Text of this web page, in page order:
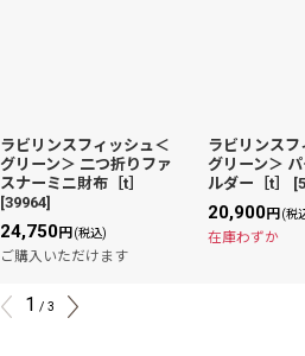
ラビリンスフィッシュ＜
グリーン＞ 二つ折りファ
スナーミニ財布［t］
[39964]
24,750円(税込)
ご購入いただけます
ラビリンス
グリーン＞
ルダー［t］
[
20,900円(税
在庫わずか
1 / 3